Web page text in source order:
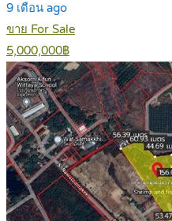
9 เดือน ago
ขาย For Sale
5,000,000฿